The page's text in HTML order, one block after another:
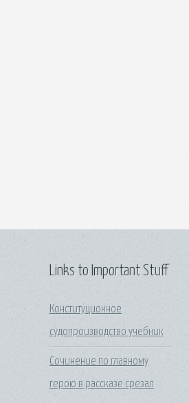
Links to Important Stuff
Конституционное
судопроизводство учебник
Сочинение по главному
герою в рассказе срезал